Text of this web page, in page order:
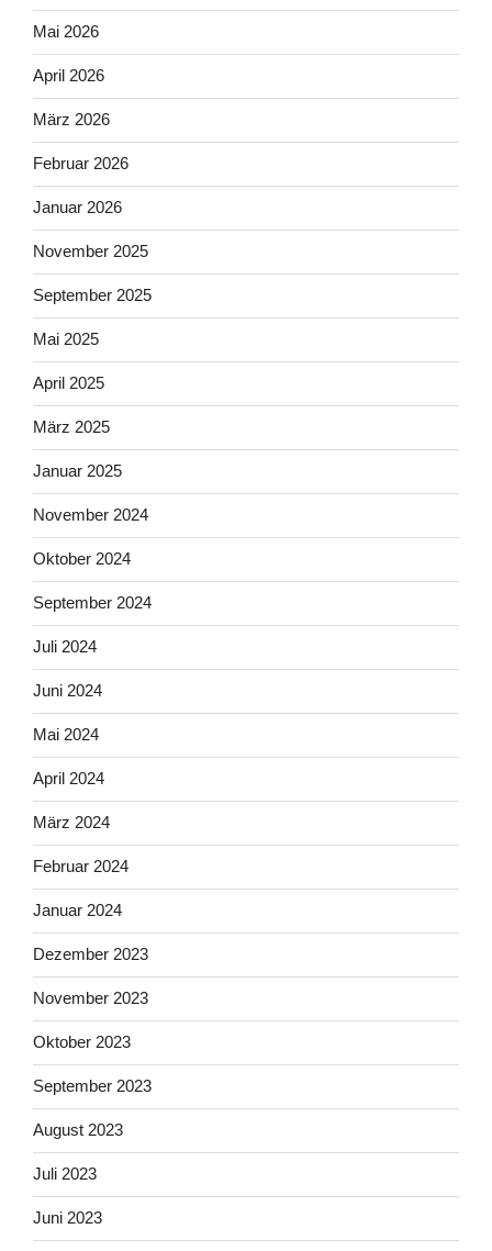
Mai 2026
April 2026
März 2026
Februar 2026
Januar 2026
November 2025
September 2025
Mai 2025
April 2025
März 2025
Januar 2025
November 2024
Oktober 2024
September 2024
Juli 2024
Juni 2024
Mai 2024
April 2024
März 2024
Februar 2024
Januar 2024
Dezember 2023
November 2023
Oktober 2023
September 2023
August 2023
Juli 2023
Juni 2023